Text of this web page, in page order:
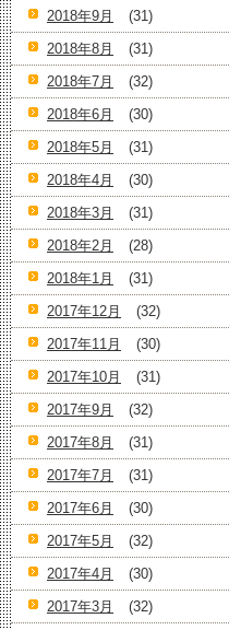
2018年9月
(31)
2018年8月
(31)
2018年7月
(32)
2018年6月
(30)
2018年5月
(31)
2018年4月
(30)
2018年3月
(31)
2018年2月
(28)
2018年1月
(31)
2017年12月
(32)
2017年11月
(30)
2017年10月
(31)
2017年9月
(32)
2017年8月
(31)
2017年7月
(31)
2017年6月
(30)
2017年5月
(32)
2017年4月
(30)
2017年3月
(32)